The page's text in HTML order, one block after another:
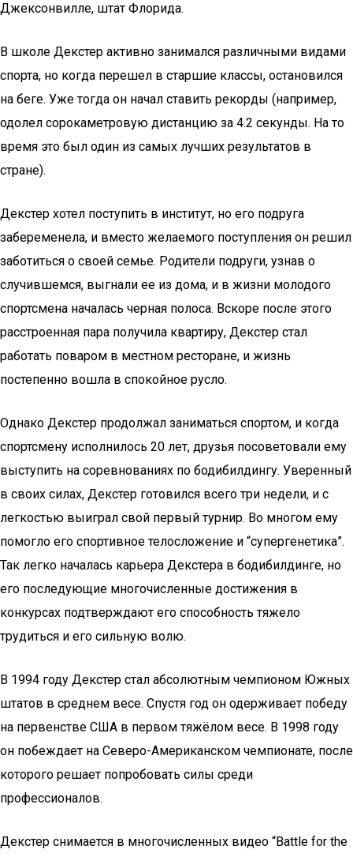
Джексонвилле, штат Флорида.
В школе Декстер активно занимался различными видами
спорта, но когда перешел в старшие классы, остановился
на беге. Уже тогда он начал ставить рекорды (например,
одолел сорокаметровую дистанцию за 4.2 секунды. На то
время это был один из самых лучших результатов в
стране).
Декстер хотел поступить в институт, но его подруга
забеременела, и вместо желаемого поступления он решил
заботиться о своей семье. Родители подруги, узнав о
случившемся, выгнали ее из дома, и в жизни молодого
спортсмена началась черная полоса. Вскоре после этого
расстроенная пара получила квартиру, Декстер стал
работать поваром в местном ресторане, и жизнь
постепенно вошла в спокойное русло.
Однако Декстер продолжал заниматься спортом, и когда
спортсмену исполнилось 20 лет, друзья посоветовали ему
выступить на соревнованиях по бодибилдингу. Уверенный
в своих силах, Декстер готовился всего три недели, и с
легкостью выиграл свой первый турнир. Во многом ему
помогло его спортивное телосложение и “супергенетика”.
Так легко началась карьера Декстера в бодибилдинге, но
его последующие многочисленные достижения в
конкурсах подтверждают его способность тяжело
трудиться и его сильную волю.
В 1994 году Декстер стал абсолютным чемпионом Южных
штатов в среднем весе. Спустя год он одерживает победу
на первенстве США в первом тяжёлом весе. В 1998 году
он побеждает на Северо-Американском чемпионате, после
которого решает попробовать силы среди
профессионалов.
Декстер снимается в многочисленных видео “Battle for the